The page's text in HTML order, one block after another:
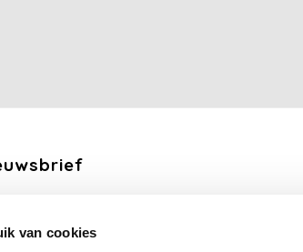
van cookies